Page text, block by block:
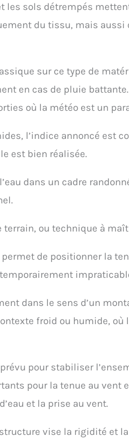
sols détrempés
du tissu, mais aussi
sur ce type de
en cas de pluie battante.
où la météo est un
l’indice annoncé est
est bien réalisée.
dans un cadre
ou technique à
de positionner la
dans le sens d’un
froid ou humide, où
pour stabiliser
pour la tenue au vent
et la prise au vent.
vise la rigidité et